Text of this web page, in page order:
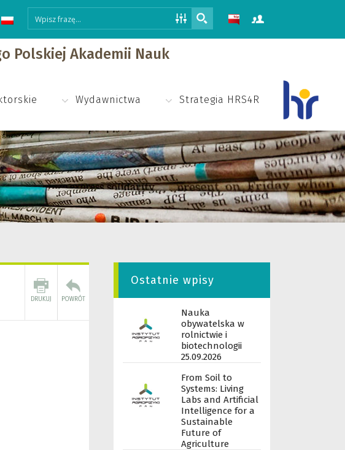
Polskiej Akademii Nauk
Wydawnictwa Strategia HRS4R
Ostatnie wpisy
Nauka
obywatelska w
rolnictwie i
biotechnologii
25.09.2026
From Soil to
Systems: Living
Labs and Artificial
Intelligence for a
Sustainable
Future of
Agriculture